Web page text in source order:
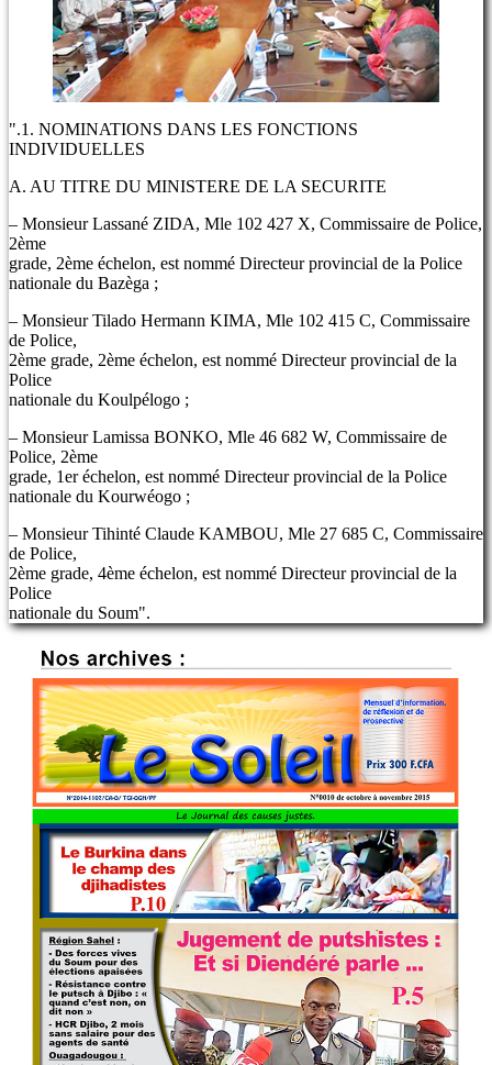
".1. NOMINATIONS DANS LES FONCTIONS
INDIVIDUELLES
A. AU TITRE DU MINISTERE DE LA SECURITE
– Monsieur Lassané ZIDA, Mle 102 427 X, Commissaire de Police,
2ème
grade, 2ème échelon, est nommé Directeur provincial de la Police
nationale du Bazèga ;
– Monsieur Tilado Hermann KIMA, Mle 102 415 C, Commissaire
de Police,
2ème grade, 2ème échelon, est nommé Directeur provincial de la
Police
nationale du Koulpélogo ;
– Monsieur Lamissa BONKO, Mle 46 682 W, Commissaire de
Police, 2ème
grade, 1er échelon, est nommé Directeur provincial de la Police
nationale du Kourwéogo ;
– Monsieur Tihinté Claude KAMBOU, Mle 27 685 C, Commissaire
de Police,
2ème grade, 4ème échelon, est nommé Directeur provincial de la
Police
nationale du Soum".